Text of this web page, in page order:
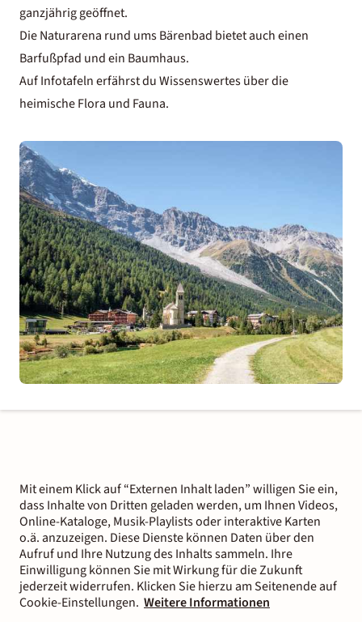
ganzjährig geöffnet.
Die Naturarena rund ums Bärenbad bietet auch einen
Barfußpfad und ein Baumhaus.
Auf Infotafeln erfährst du Wissenswertes über die
heimische Flora und Fauna.
Mit einem Klick auf “Externen Inhalt laden” willigen Sie ein,
dass Inhalte von Dritten geladen werden, um Ihnen Videos,
Online-Kataloge, Musik-Playlists oder interaktive Karten
o.ä. anzuzeigen. Diese Dienste können Daten über den
Aufruf und Ihre Nutzung des Inhalts sammeln. Ihre
Einwilligung können Sie mit Wirkung für die Zukunft
jederzeit widerrufen. Klicken Sie hierzu am Seitenende auf
Cookie-Einstellungen. Weitere Informationen